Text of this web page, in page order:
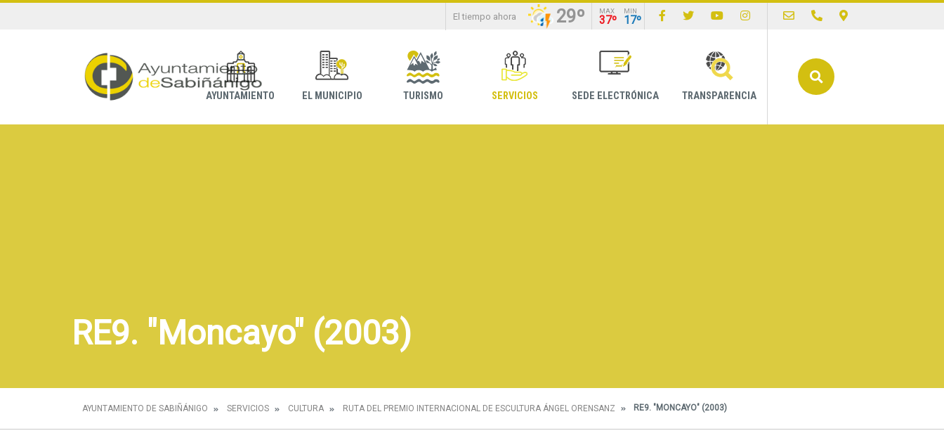
El tiempo ahora 29º MAX
37º
MIN
17º
AYUNTAMIENTO EL MUNICIPIO TURISMO SERVICIOS SEDE ELECTRÓNICA TRANSPARENCIA
RE9. "Moncayo" (2003)
AYUNTAMIENTO DE SABIÑÁNIGO SERVICIOS CULTURA RUTA DEL PREMIO INTERNACIONAL DE ESCULTURA ÁNGEL ORENSANZ RE9. "MONCAYO" (2003)